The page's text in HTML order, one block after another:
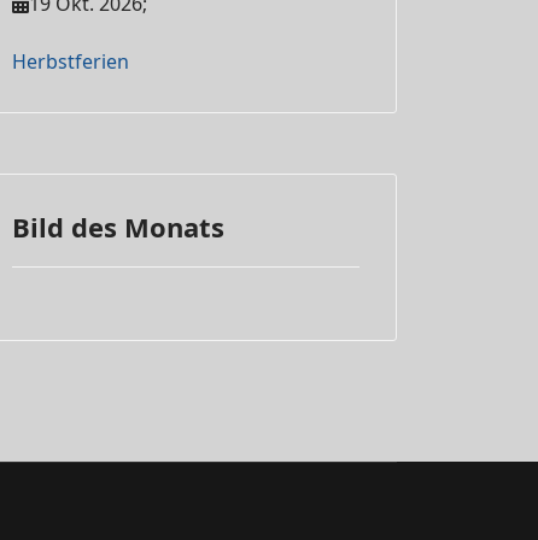
Herbstferien
Bild des Monats